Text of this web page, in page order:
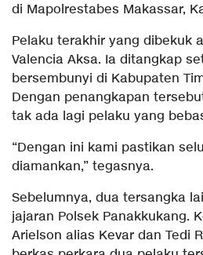
di Mapolrestabes Makassar,
Pelaku terakhir yang dibekuk
Valencia Aksa. Ia ditangkap
bersembunyi di Kabupaten
Dengan penangkapan
tak ada lagi pelaku yang
“Dengan ini kami pastikan
diamankan,” tegasnya.
Sebelumnya, dua tersangka
jajaran Polsek Panakkukang.
Arielson alias Kevar dan Tedi